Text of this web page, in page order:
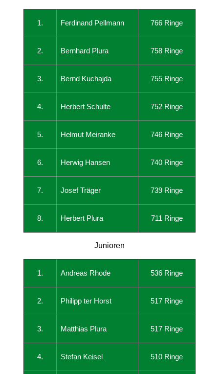
1. Ferdinand Pellmann 766 Ringe
2. Bernhard Plura 758 Ringe
3. Bernd Kuchajda 755 Ringe
4. Herbert Schulte 752 Ringe
5. Helmut Meiranke 746 Ringe
6. Herwig Hansen 740 Ringe
7. Josef Träger 739 Ringe
8. Herbert Plura 711 Ringe
Junioren
1. Andreas Rhode 536 Ringe
2. Philipp ter Horst 517 Ringe
3. Matthias Plura 517 Ringe
4. Stefan Keisel 510 Ringe